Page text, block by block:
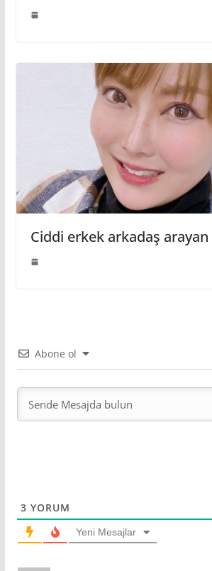
Ciddi erkek arkadaş arayan
Abone ol
3 YORUM
Yeni Mesajlar